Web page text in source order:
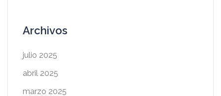
Archivos
julio 2025
abril 2025
marzo 2025